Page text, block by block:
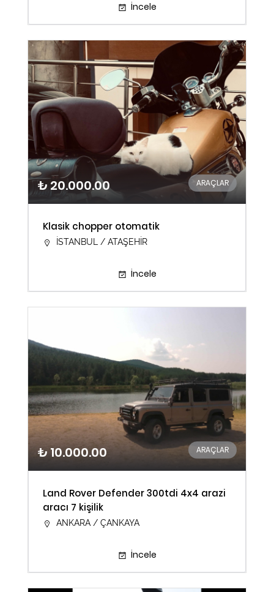
İncele
₺ 20.000.00 ARAÇLAR
Klasik chopper otomatik
İSTANBUL / ATAŞEHİR
İncele
₺ 10.000.00 ARAÇLAR
Land Rover Defender 300tdi 4x4 arazi
aracı 7 kişilik
ANKARA / ÇANKAYA
İncele